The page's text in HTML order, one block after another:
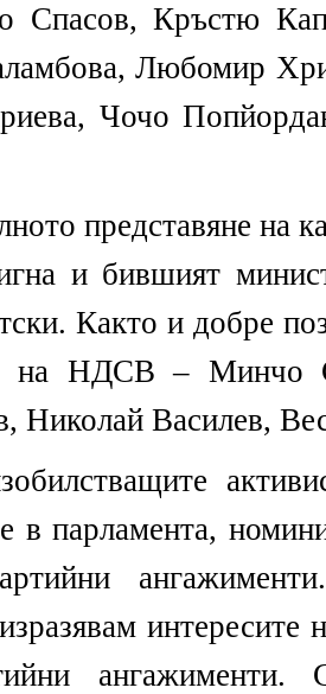
Спасов, Кръстю
Любомир
Чочо
представяне на
и бившият
Както и добре
на НДСВ – Минчо
Николай Василев,
в парламента,
интересите